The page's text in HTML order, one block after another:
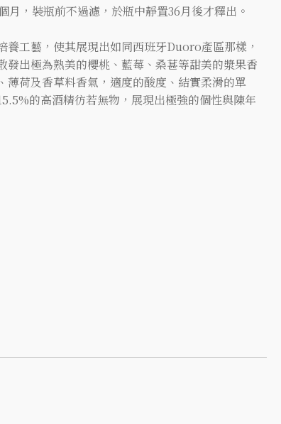
月，裝瓶前不過濾，於瓶中靜置36月後才釋出。
養工藝，使其展現出如同西班牙Duoro產區那樣，
發出極為熟美的櫻桃、藍莓、桑葚等甜美的漿果香
薄荷及香草料香氣，適度的酸度、結實柔滑的單
的高酒精彷若無物，展現出極強的個性與陳年